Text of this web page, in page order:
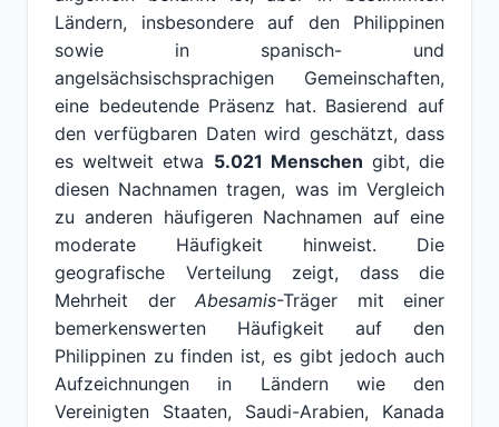
Ländern, insbesondere auf den Philippinen
sowie in spanisch- und
angelsächsischsprachigen Gemeinschaften,
eine bedeutende Präsenz hat. Basierend auf
den verfügbaren Daten wird geschätzt, dass
es weltweit etwa 5.021 Menschen gibt, die
diesen Nachnamen tragen, was im Vergleich
zu anderen häufigeren Nachnamen auf eine
moderate Häufigkeit hinweist. Die
geografische Verteilung zeigt, dass die
Mehrheit der Abesamis-Träger mit einer
bemerkenswerten Häufigkeit auf den
Philippinen zu finden ist, es gibt jedoch auch
Aufzeichnungen in Ländern wie den
Vereinigten Staaten, Saudi-Arabien, Kanada